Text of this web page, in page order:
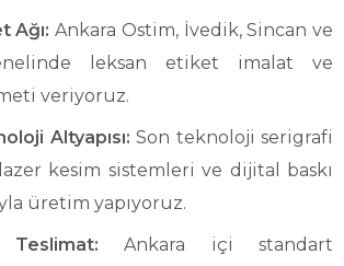
Ağı: Ankara Ostim, İvedik, Sincan ve
leksan etiket imalat ve
veriyoruz.
Altyapısı: Son teknoloji serigrafi
kesim sistemleri ve dijital baskı
üretim yapıyoruz.
Ankara içi standart